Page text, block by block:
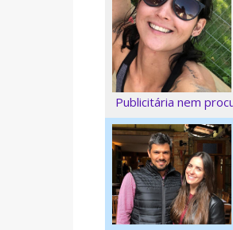
Publicitária nem